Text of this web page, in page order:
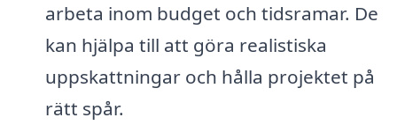
arbeta inom budget och tidsramar. De
kan hjälpa till att göra realistiska
uppskattningar och hålla projektet på
rätt spår.